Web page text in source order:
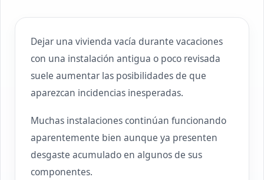
Dejar una vivienda vacía durante vacaciones
con una instalación antigua o poco revisada
suele aumentar las posibilidades de que
aparezcan incidencias inesperadas.
Muchas instalaciones continúan funcionando
aparentemente bien aunque ya presenten
desgaste acumulado en algunos de sus
componentes.